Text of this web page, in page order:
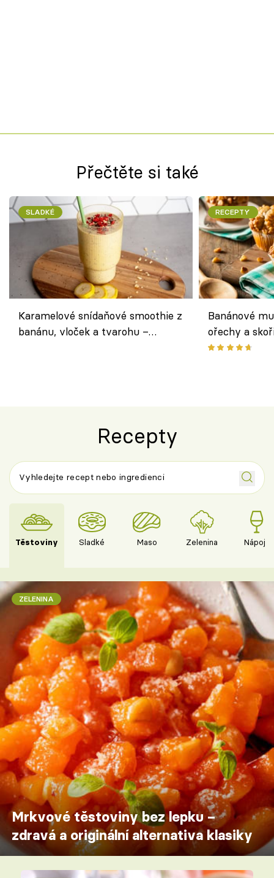
Přečtěte si také
SLADKÉ
Karamelové snídaňové smoothie z
banánu, vloček a tvarohu –
RECEPTY
Banánové
ořechy a
Recepty
Těstoviny Sladké Maso Zelenina Nápoje
ZELENINA
Mrkvové těstoviny bez lepku –
zdravá a originální alternativa klasiky